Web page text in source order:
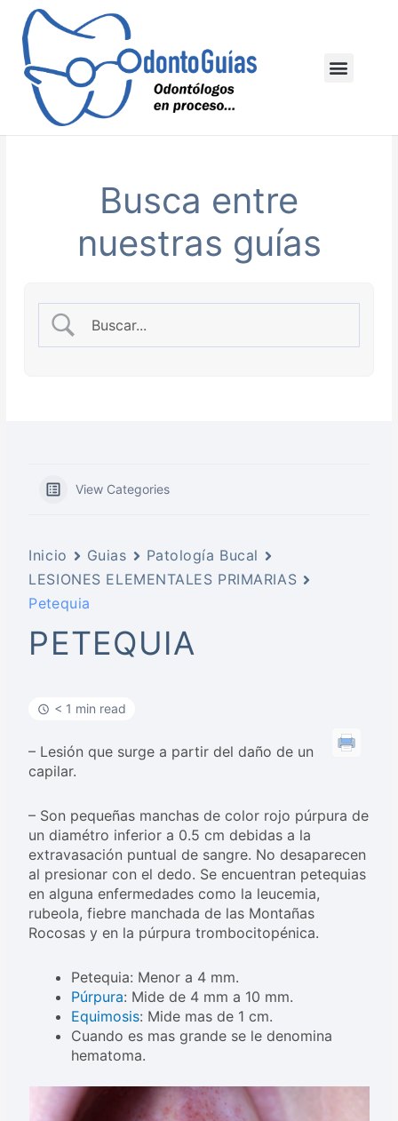
contenido
Menu
Busca entre
nuestras guías
View Categories
Inicio Guias
Patología Bucal
LESIONES ELEMENTALES PRIMARIAS
Petequia
PETEQUIA
< 1 min read
– Lesión que surge a partir del daño de un
capilar.
– Son pequeñas manchas de color rojo púrpura de
un diamétro inferior a 0.5 cm debidas a la
extravasación puntual de sangre. No desaparecen
al presionar con el dedo. Se encuentran petequias
en alguna enfermedades como la leucemia,
rubeola, fiebre manchada de las Montañas
Rocosas y en la púrpura trombocitopénica.
Petequia: Menor a 4 mm.
Púrpura: Mide de 4 mm a 10 mm.
Equimosis: Mide mas de 1 cm.
Cuando es mas grande se le denomina
hematoma.